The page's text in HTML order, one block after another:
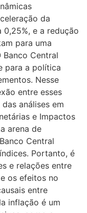
da
e a redução
para uma
Central
para a política
Nesse
entre esses
análises em
e Impactos
arena de
Central
Portanto, é
e relações entre
os efeitos no
entre
inflação é um